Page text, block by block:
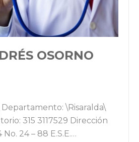
OSORNO
\Risaralda\
315 3117529 Dirección
24 – 88 E.S.E.…